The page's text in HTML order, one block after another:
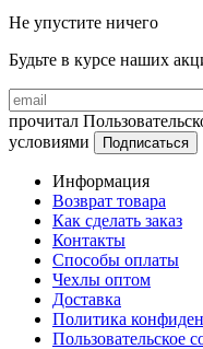
Не упустите ничего
Будьте в курсе наших
прочитал
условиями
Информация
Возврат товара
Как сделать заказ
Контакты
Способы оплаты
Чехлы оптом
Доставка
Политика
Пользовательское